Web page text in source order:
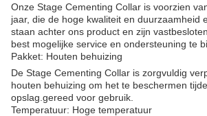
Onze Stage Cementing Collar is voorzien
jaar, die de hoge kwaliteit en duurzaamheid
staan achter ons product en zijn
best mogelijke service en ondersteuning te
Pakket: Houten behuizing
De Stage Cementing Collar is zorgvuldig
houten behuizing om het te beschermen
opslag.gereed voor gebruik.
Temperatuur: Hoge temperatuur